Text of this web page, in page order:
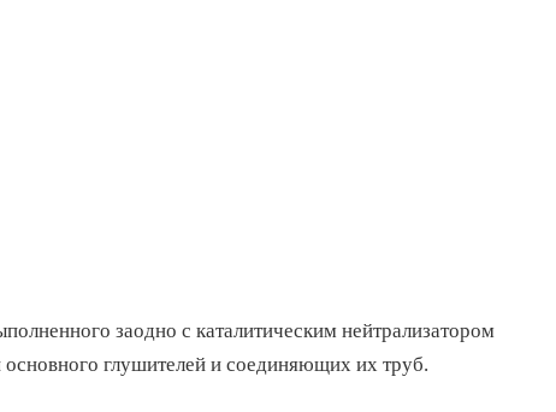
заодно с каталитическим нейтрализатором
основного глушителей и соединяющих их труб.